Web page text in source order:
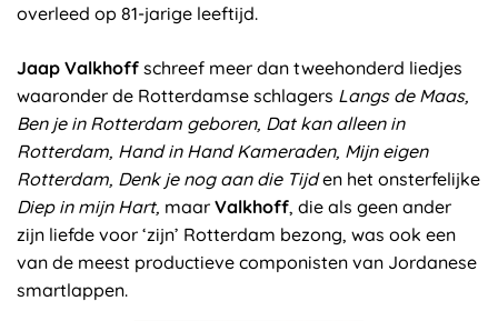
overleed op 81-jarige leeftijd.
Jaap Valkhoff schreef meer dan tweehonderd liedjes
waaronder de Rotterdamse schlagers Langs de Maas,
Ben je in Rotterdam geboren, Dat kan alleen in
Rotterdam, Hand in Hand Kameraden, Mijn eigen
Rotterdam, Denk je nog aan die Tijden het onsterfelijke
Diep in mijn Hart, maar Valkhoff, die als geen ander
zijn liefde voor ‘zijn’ Rotterdam bezong, was ook een
van de meest productieve componisten van Jordanese
smartlappen.